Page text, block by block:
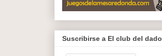
Suscribirse a El club del dado